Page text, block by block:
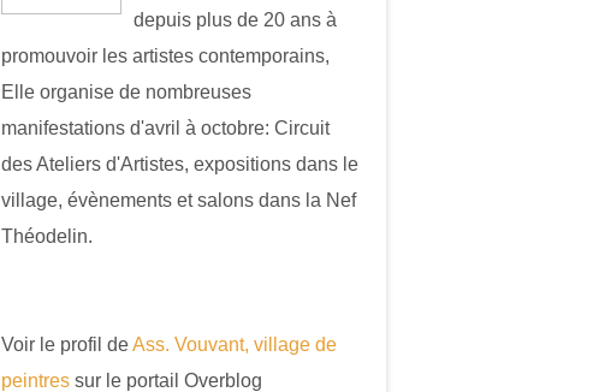
depuis plus de 20 ans à
promouvoir les artistes contemporains,
Elle organise de nombreuses
manifestations d'avril à octobre: Circuit
des Ateliers d'Artistes, expositions dans le
village, évènements et salons dans la Nef
Théodelin.
Voir le profil deAss. Vouvant, village de
peintres sur le portail Overblog